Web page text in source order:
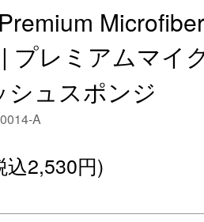
プレミアムマイ
シュスポンジ
A
込2,530円)